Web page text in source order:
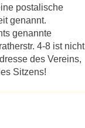
postalische
genannt.
genannte
4-8 ist nicht
des Vereins,
Sitzens!